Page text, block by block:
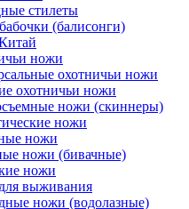
стилеты
(балисонги)
ножи
охотничьи ножи
охотничьи ножи
ножи (скиннеры)
ножи
ножи
ножи (бивачные)
ножи
выживания
ножи (водолазные)